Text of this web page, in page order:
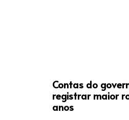
Contas do
registrar maior
anos